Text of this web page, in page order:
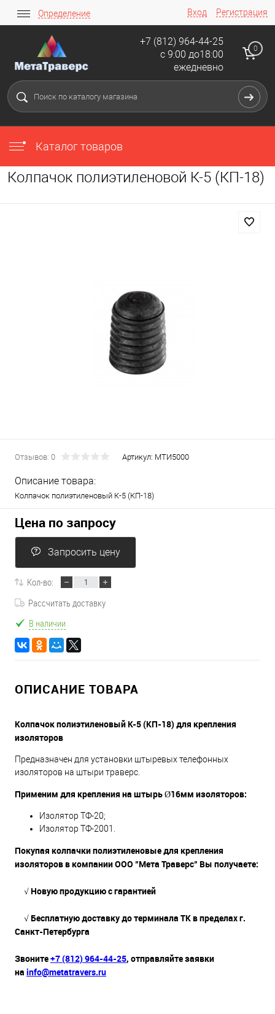
Вход Регистрация
Определение
+7 (812) 964-44-25
с 9:00 до18:00
ежедневно
0
Каталог товаров
Колпачок полиэтиленовой К-5 (КП-18)
Отзывов: 0 Артикул: МТИ5000
Описание товара:
Колпачок полиэтиленовый К-5 (КП-18)
Цена по запросу
Запросить цену
Кол-во:
Рассчитать доставку
В наличии
ОПИСАНИЕ ТОВАРА
Колпачок полиэтиленовый К-5 (КП-18) для крепления
изоляторов
Предназначен для установки штыревых телефонных
изоляторов на штыри траверс.
Применим для крепления на штырь Ø16мм изоляторов:
Изолятор ТФ-20;
Изолятор ТФ-2001.
Покупая колпачки полиэтиленовые для крепления
изоляторов в компании ООО "Мета Траверс" Вы получаете:
√ Новую продукцию с гарантией
√ Бесплатную доставку до терминала ТК в пределах г.
Санкт-Петербурга
Звоните+7 (812) 964-44-25, отправляйте заявки
на info@metatravers.ru